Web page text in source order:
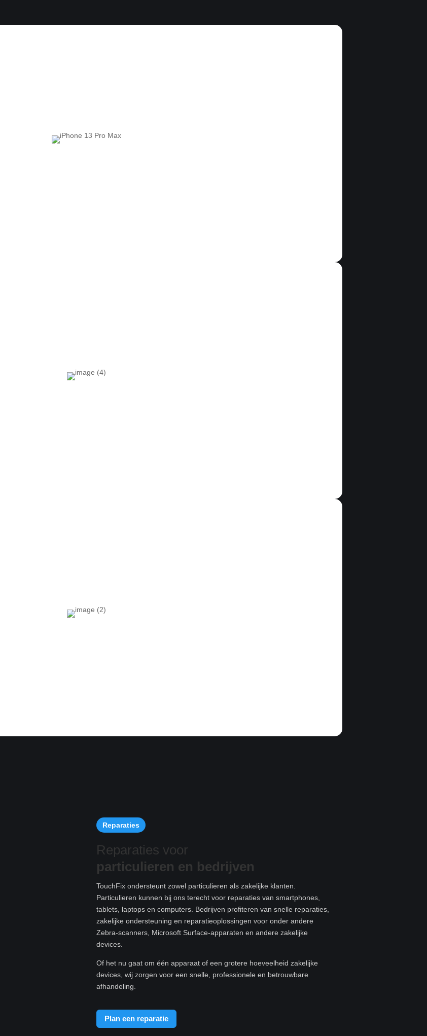
Reparaties
Reparaties voor
particulieren en bedrijven
TouchFix ondersteunt zowel particulieren als zakelijke klanten.
Particulieren kunnen bij ons terecht voor reparaties van smartphones,
tablets, laptops en computers. Bedrijven profiteren van snelle reparaties,
zakelijke ondersteuning en reparatieoplossingen voor onder andere
Zebra-scanners, Microsoft Surface-apparaten en andere zakelijke
devices.
Of het nu gaat om één apparaat of een grotere hoeveelheid zakelijke
devices, wij zorgen voor een snelle, professionele en betrouwbare
afhandeling.
Plan een reparatie